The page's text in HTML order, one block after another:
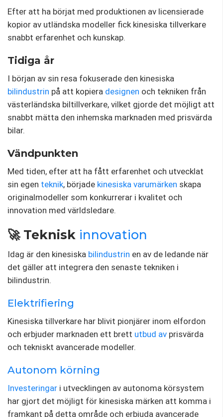
Efter att ha börjat med produktionen av licensierade
kopior av utländska modeller fick kinesiska tillverkare
snabbt erfarenhet och kunskap.
Tidiga år
I början av sin resa fokuserade den kinesiska
bilindustrin på att kopiera designen och tekniken från
västerländska biltillverkare, vilket gjorde det möjligt att
snabbt mätta den inhemska marknaden med prisvärda
bilar.
Vändpunkten
Med tiden, efter att ha fått erfarenhet och utvecklat
sin egen teknik, började kinesiska varumärken skapa
originalmodeller som konkurrerar i kvalitet och
innovation med världsledare.
🚀 Teknisk innovation
Idag är den kinesiska bilindustrin en av de ledande när
det gäller att integrera den senaste tekniken i
bilindustrin.
Elektrifiering
Kinesiska tillverkare har blivit pionjärer inom elfordon
och erbjuder marknaden ett brett utbud av prisvärda
och tekniskt avancerade modeller.
Autonom körning
Investeringar i utvecklingen av autonoma körsystem
har gjort det möjligt för kinesiska märken att komma i
framkant på detta område och erbjuda avancerade